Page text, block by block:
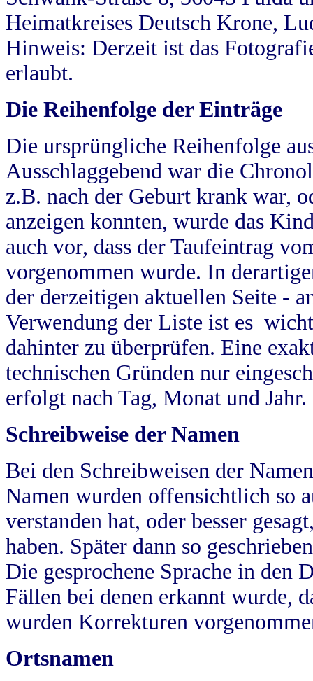
Heimatkreises Deutsch Krone,
Hinweis: Derzeit ist das
erlaubt.
Die Reihenfolge der Einträge
Die ursprüngliche Reihenfolge
Ausschlaggebend war die
z.B. nach der Geburt krank war,
anzeigen konnten, wurde das
auch vor, dass der Taufeintrag
vorgenommen wurde. In
der derzeitigen aktuellen Seite -
Verwendung der Liste ist es
dahinter zu überprüfen. Eine
technischen Gründen nur
erfolgt nach Tag, Monat und Jahr.
Schreibweise der Namen
Bei den Schreibweisen der
Namen wurden offensichtlich so
verstanden hat, oder besser
haben. Später dann so
Die gesprochene Sprache in
Fällen bei denen erkannt wurde,
wurden Korrekturen
Ortsnamen